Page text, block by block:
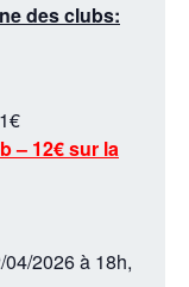
des clubs:
– 12€ sur la
04/2026 à 18h,